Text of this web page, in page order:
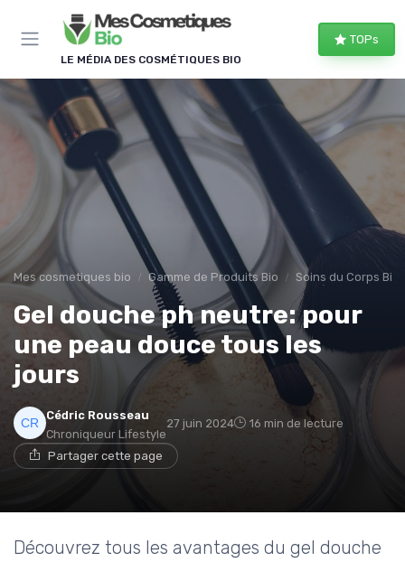
LE MÉDIA DES COSMÉTIQUES BIO
TOPs
Mes cosmetiques bio Gamme de Produits Bio Soins du Corps Bio
Gel douche ph neutre: pour
une peau douce tous les
jours
Cédric Rousseau
Chroniqueur Lifestyle
27 juin 2024 16 min de lecture
Partager cette page
Découvrez tous les avantages du gel douche
Panneau de gestion des cookies